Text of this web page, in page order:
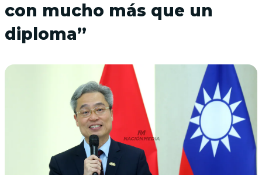
con mucho más que un
diploma”